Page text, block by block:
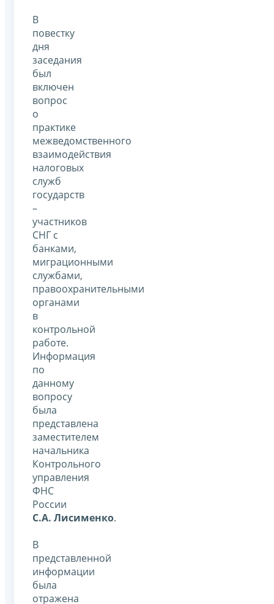
В
повестку
дня
заседания
был
включен
вопрос
о
практике
межведомственного
взаимодействия
налоговых
служб
государств
–
участников
СНГ с
банками,
миграционными
службами,
правоохранительными
органами
в
контрольной
работе.
Информация
по
данному
вопросу
была
представлена
заместителем
начальника
Контрольного
управления
ФНС
России
С.А. Лисименко.
В
представленной
информации
была
отражена